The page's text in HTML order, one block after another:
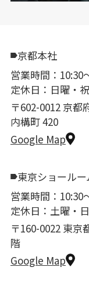
京都本社
営業時間：10:30
定休日：日曜・
〒602-0012 京都
内構町 420
Google Map
東京ショールー
営業時間：10:30
定休日：土曜・
〒160-0022 東京
階
Google Map